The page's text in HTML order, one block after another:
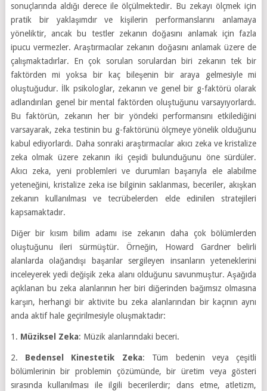
sonuçlarında aldığı derece ile ölçülmektedir. Bu zekayı ölçmek için
pratik bir yaklaşımdır ve kişilerin performanslarını anlamaya
yöneliktir, ancak bu testler zekanın doğasını anlamak için fazla
ipucu vermezler. Araştırmacılar zekanın doğasını anlamak üzere de
çalışmaktadırlar. En çok sorulan sorulardan biri zekanın tek bir
faktörden mi yoksa bir kaç bileşenin bir araya gelmesiyle mi
oluştuğudur. İlk psikologlar, zekanın ve genel bir g-faktörü olarak
adlandırılan genel bir mental faktörden oluştuğunu varsayıyorlardı.
Bu faktörün, zekanın her bir yöndeki performansını etkilediğini
varsayarak, zeka testinin bu g-faktörünü ölçmeye yönelik olduğunu
kabul ediyorlardı. Daha sonraki araştırmacılar akıcı zeka ve kristalize
zeka olmak üzere zekanın iki çeşidi bulunduğunu öne sürdüler.
Akıcı zeka, yeni problemleri ve durumları başarıyla ele alabilme
yeteneğini, kristalize zeka ise bilginin saklanması, beceriler, akışkan
zekanın kullanılması ve tecrübelerden elde edinilen stratejileri
kapsamaktadır.
Diğer bir kısım bilim adamı ise zekanın daha çok bölümlerden
oluştuğunu ileri sürmüştür. Örneğin, Howard Gardner belirli
alanlarda olağandışı başarılar sergileyen insanların yeteneklerini
inceleyerek yedi değişik zeka alanı olduğunu savunmuştur. Aşağıda
açıklanan bu zeka alanlarının her biri diğerinden bağımsız olmasına
karşın, herhangi bir aktivite bu zeka alanlarından bir kaçının aynı
anda aktif hale geçirilmesiyle oluşmaktadır:
1. Müziksel Zeka: Müzik alanlarındaki beceri.
2. Bedensel Kinestetik Zeka: Tüm bedenin veya çeşitli
bölümlerinin bir problemin çözümünde, bir üretim veya gösteri
sırasında kullanılması ile ilgili becerilerdir; dans etme, atletizm,